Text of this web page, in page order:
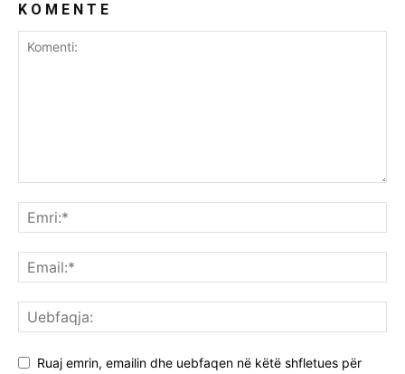
K O M E N T E
Ruaj emrin, emailin dhe uebfaqen në këtë shfletues për